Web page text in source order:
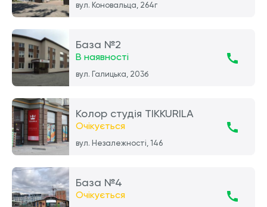
вул. Коновальца, 264г
База №2
В наявності
вул. Галицька, 203б
Колор студія TIKKURILA
Очікується
вул. Незалежності, 146
База №4
Очікується